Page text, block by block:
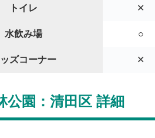
トイレ ✕
水飲み場 ○
ズコーナー ✕
公園：清田区 詳細